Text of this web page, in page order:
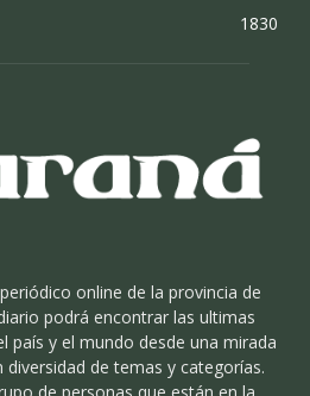
1830
online de la provincia de
podrá encontrar las ultimas
país y el mundo desde una mirada
de temas y categorías.